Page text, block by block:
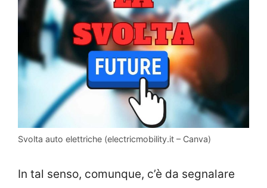
Svolta auto elettriche (electricmobility.it – Canva)
In tal senso, comunque, c’è da segnalare